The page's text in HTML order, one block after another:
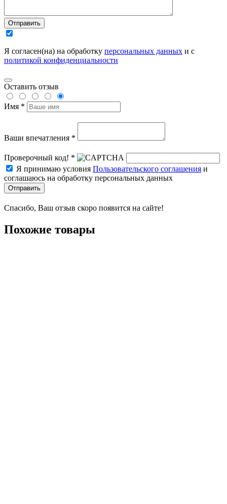
Отправить
Я согласен(на) на обработку персональных данных и с
политикой конфиденциальности
Оставить отзыв
Имя *
Ваши впечатления *
Проверочный код! *
Я принимаю условия Пользовательского соглашения и
соглашаюсь на обработку персональных данных
Отправить
Спасибо, Ваш отзыв скоро появится на сайте!
Похожие товары